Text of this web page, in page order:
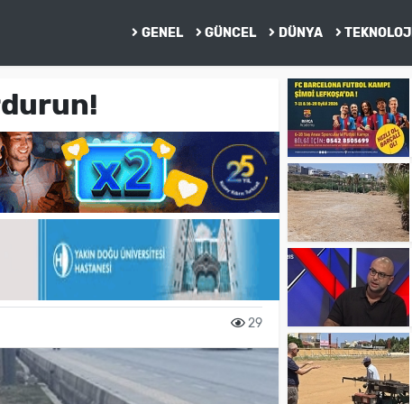
GENEL GÜNCEL DÜNYA TEKNOLOJI
29